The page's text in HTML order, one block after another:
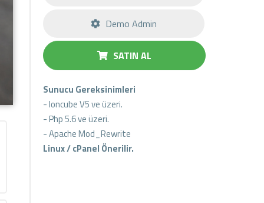
Demo Admin
SATIN AL
Sunucu Gereksinimleri
- Ioncube V5 ve üzeri.
- Php 5.6 ve üzeri.
- Apache Mod_Rewrite
Linux / cPanel Önerilir.